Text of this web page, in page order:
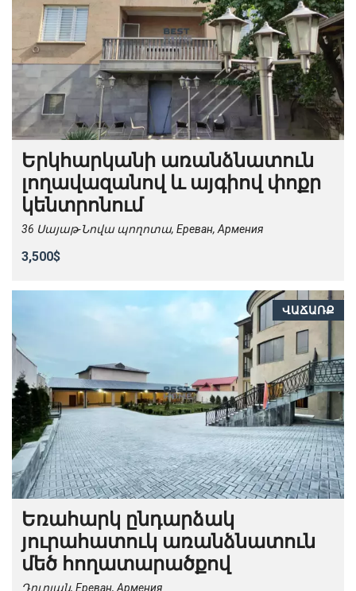
Երկհարկանի առանձնատուն
լողավազանով և այգիով փոքր
կենտրոնում
36 Սայաթ-Նովա պողոտա, Ереван, Армения
3,500$
ՎԱՃԱՌՔ
Եռահարկ ընդարձակ
յուրահատուկ առանձնատուն
մեծ հողատարածքով
Դուրյան, Ереван, Армения